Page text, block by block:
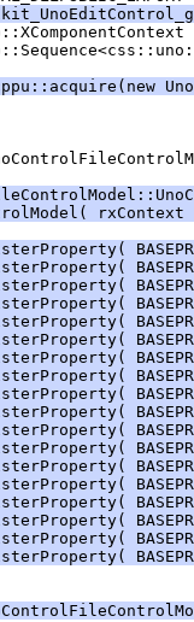
rxContext